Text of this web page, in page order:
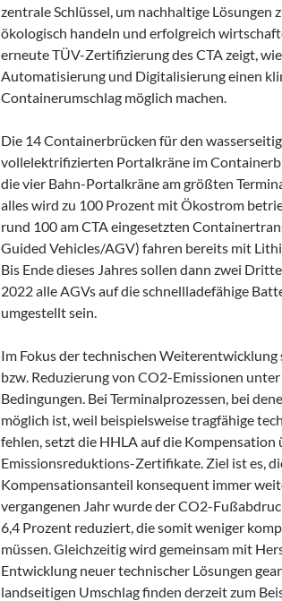
zentrale Schlüssel, um nachhaltige Lösungen
ökologisch handeln und erfolgreich
erneute TÜV-Zertifizierung des CTA zeigt,
Automatisierung und Digitalisierung einen
Containerumschlag möglich machen.
Die 14 Containerbrücken für den
vollelektrifizierten Portalkräne im
die vier Bahn-Portalkräne am größten
alles wird zu 100 Prozent mit Ökostrom
rund 100 am CTA eingesetzten
Guided Vehicles/AGV) fahren bereits mit
Bis Ende dieses Jahres sollen dann zwei
2022 alle AGVs auf die schnellladefähige
umgestellt sein.
Im Fokus der technischen
bzw. Reduzierung von CO2-Emissionen
Bedingungen. Bei Terminalprozessen, bei
möglich ist, weil beispielsweise tragfähige
fehlen, setzt die HHLA auf die Kompensation
Emissionsreduktions-Zertifikate. Ziel ist es,
Kompensationsanteil konsequent immer
vergangenen Jahr wurde der CO2-
6,4 Prozent reduziert, die somit weniger
müssen. Gleichzeitig wird gemeinsam mit
Entwicklung neuer technischer Lösungen
landseitigen Umschlag finden derzeit zum